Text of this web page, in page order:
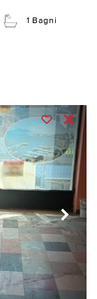
1 Bagni